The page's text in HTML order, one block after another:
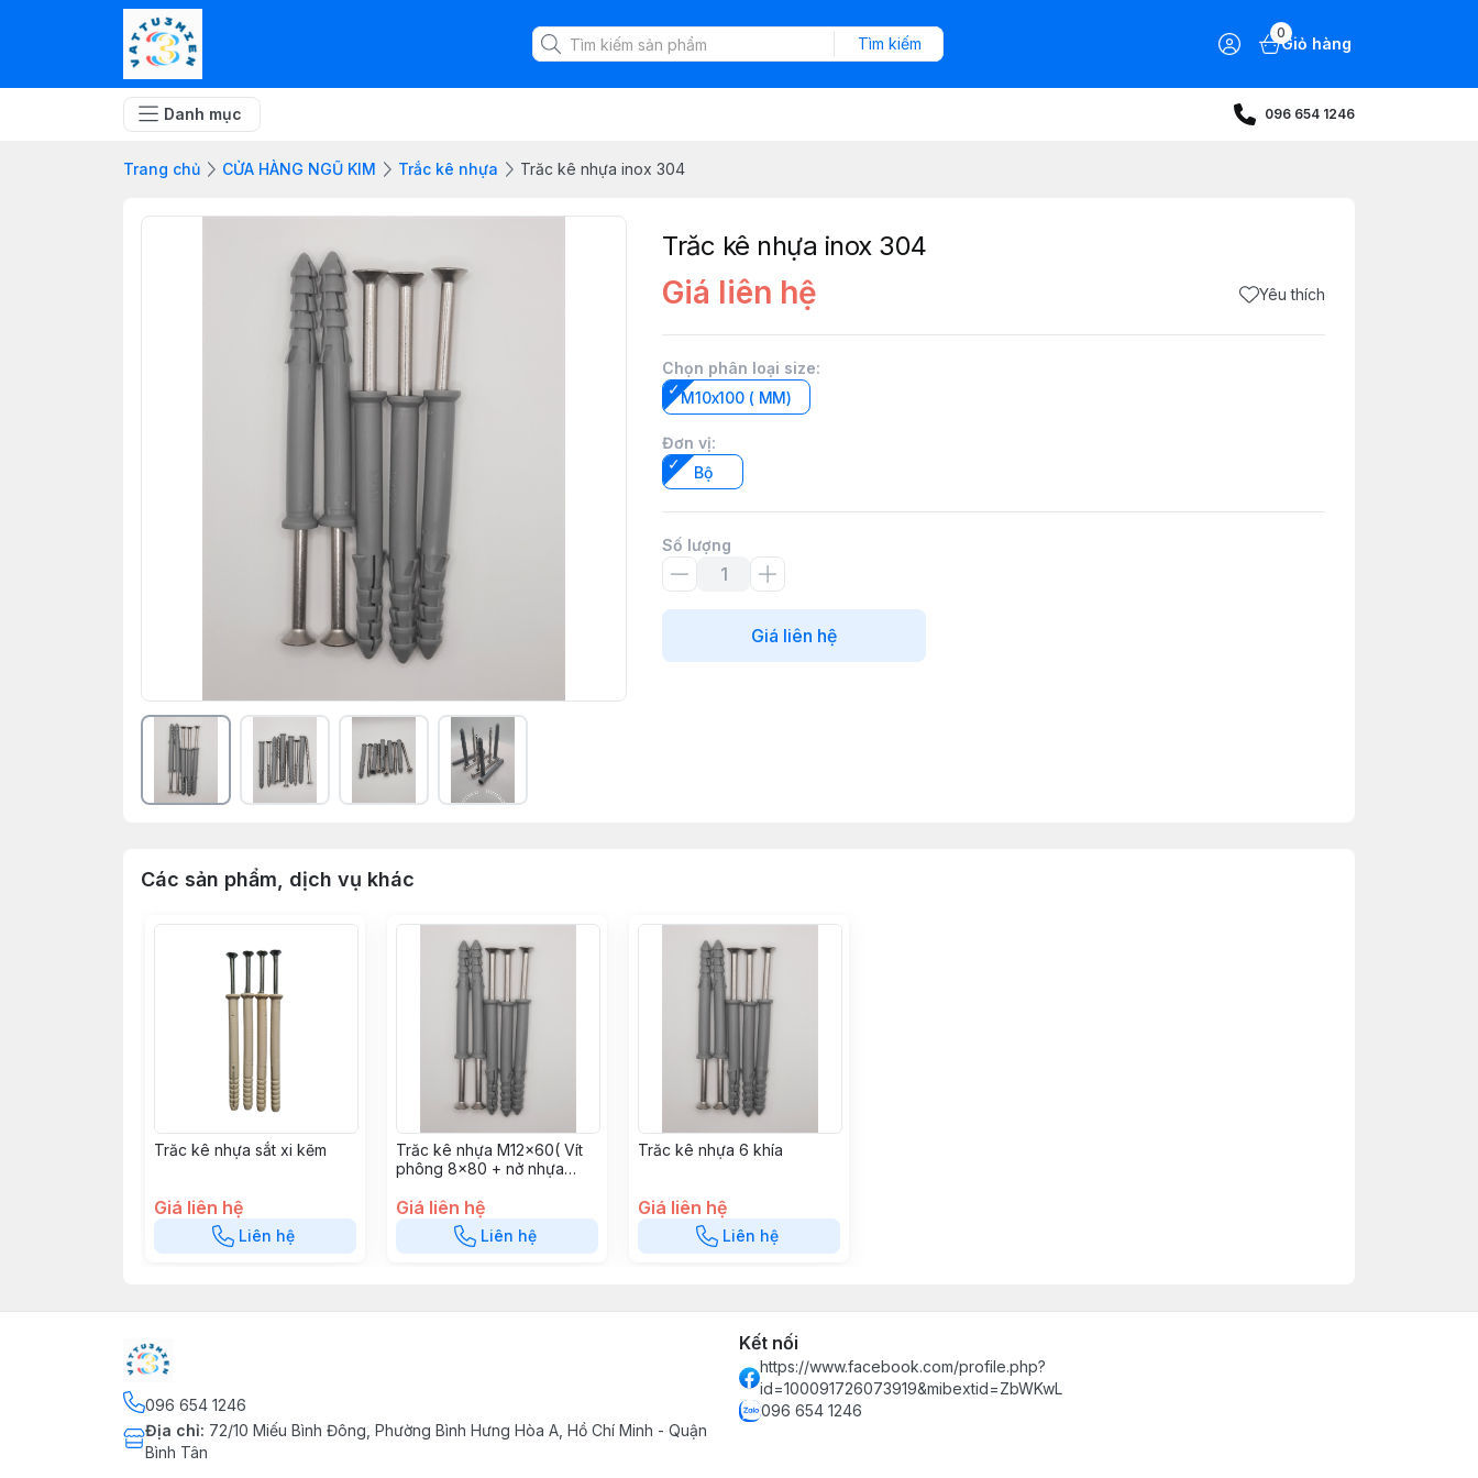
Tìm kiếm
0
Giỏ hàng
Danh mục 096 654 1246
Trang chủ CỬA HÀNG NGŨ KIM Trắc kê nhựa Trăc kê nhựa inox 304
Trăc kê nhựa inox 304
Giá liên hệ Yêu thích
Chọn phân loại size:
M10x100 ( MM)
Đơn vị:
Bộ
Số lượng
Giá liên hệ
Các sản phẩm, dịch vụ khác
Trăc kê nhựa sắt xi kẽm
Giá liên hệ
Liên hệ
Trăc kê nhựa M12x60( Vít
phông 8x80 + nở nhựa
Giá liên hệ
Liên hệ
Trăc kê nhựa 6 khía
Giá liên hệ
Liên hệ
096 654 1246
Địa chỉ: 72/10 Miếu Bình Đông, Phường Bình Hưng Hòa A, Hồ Chí Minh - Quận
Bình Tân
Kết nối
https://www.facebook.com/profile.php?
id=100091726073919&mibextid=ZbWKwL
096 654 1246